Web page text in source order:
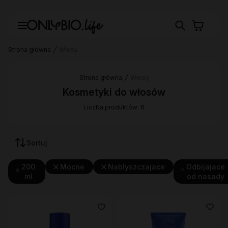
Strona główna
Strona główna
Kosmetyki do włosów
Liczba produktów: 6
Sortuj
200
ml
Mocne Nablyszczajace
Odbijajace
od nasady